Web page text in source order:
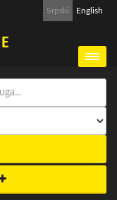
Srpski English